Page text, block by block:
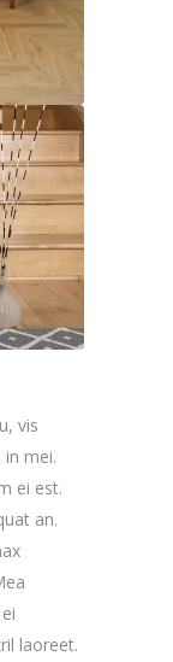
vis
in mei.
ei est.
an.
laoreet.